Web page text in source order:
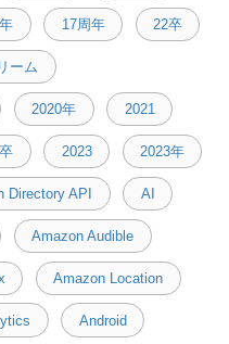
17周年 22卒
ーム
2020年 2021
2023 2023年
Directory API AI
Amazon Audible
Amazon Location
Android